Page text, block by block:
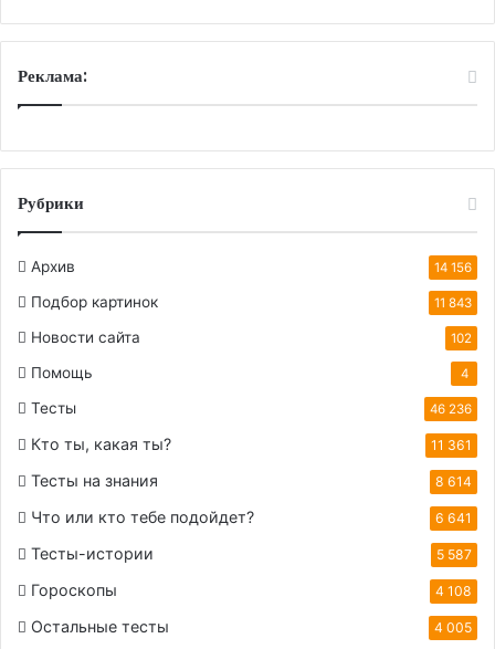
Реклама:
Рубрики
Архив 14 156
Подбор картинок 11 843
Новости сайта 102
Помощь 4
Тесты 46 236
Кто ты, какая ты? 11 361
Тесты на знания 8 614
Что или кто тебе подойдет? 6 641
Тесты-истории 5 587
Гороскопы 4 108
Остальные тесты 4 005